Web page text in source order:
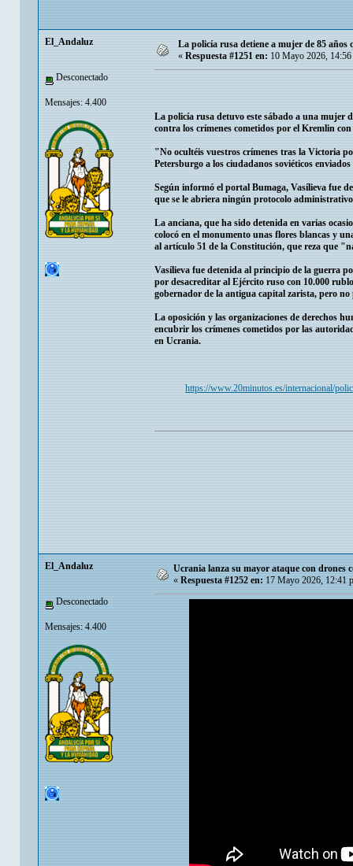
El_Andaluz
Desconectado
Mensajes: 4.400
La policía rusa detiene a mujer de 85
« Respuesta #1251 en: 10 Mayo 2026,
La policía rusa detuvo este sábado a una mujer
contra los crímenes cometidos por el Kremlin
"No ocultéis vuestros crímenes tras la Victoria
Petersburgo a los ciudadanos soviéticos
Según informó el portal Bumaga, Vasílieva fue
que se le abriera ningún protocolo
La anciana, que ha sido detenida en varias
colocó en el monumento unas flores blancas y
al artículo 51 de la Constitución, que reza que
Vasílieva fue detenida al principio de la guerra
por desacreditar al Ejército ruso con 10.000
gobernador de la antigua capital zarista, pero
La oposición y las organizaciones de derechos
encubrir los crímenes cometidos por las
en Ucrania.
https://www.20minutos.es/internacional/
El_Andaluz
Desconectado
Mensajes: 4.400
Ucrania lanza su mayor ataque con drones
«Respuesta #1252 en:17 Mayo 2026, 12:41